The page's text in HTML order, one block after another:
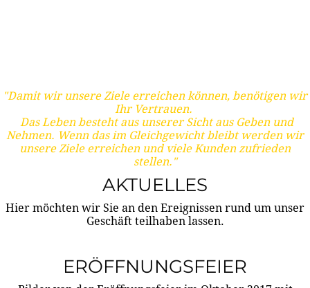
"Damit wir unsere Ziele erreichen können, benötigen wir
Ihr Vertrauen.
Das Leben besteht aus unserer Sicht aus Geben und
Nehmen. Wenn das im Gleichgewicht bleibt werden wir
unsere Ziele erreichen und viele Kunden zufrieden
stellen."
AKTUELLES
Hier möchten wir Sie an den Ereignissen rund um unser
Geschäft teilhaben lassen.
ERÖFFNUNGSFEIER